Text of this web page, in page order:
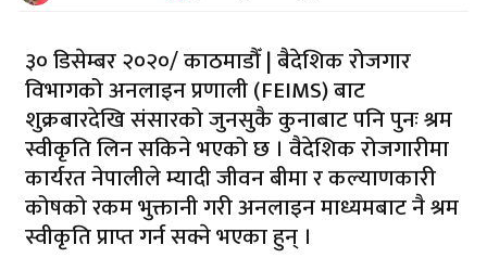
३० डिसेम्बर २०२०/ काठमाडौँ | बैदेशिक रोजगार
विभागको अनलाइन प्रणाली (FEIMS) बाट
शुक्रबारदेखि संसारको जुनसुकै कुनाबाट पनि पुनः श्रम
स्वीकृति लिन सकिने भएको छ । वैदेशिक रोजगारीमा
कार्यरत नेपालीले म्यादी जीवन बीमा र कल्याणकारी
कोषको रकम भुक्तानी गरी अनलाइन माध्यमबाट नै श्रम
स्वीकृति प्राप्त गर्न सक्ने भएका हुन् ।